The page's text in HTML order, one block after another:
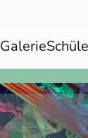
Galerie